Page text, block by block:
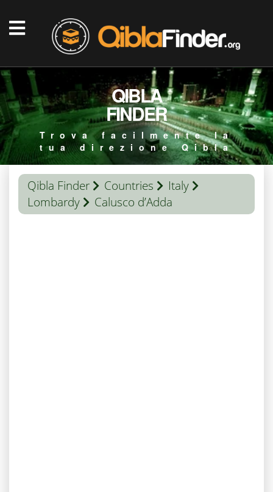
QIBLA
FINDER
Trova facilmente la
tua direzione Qibla
Qibla Finder Countries
Italy
Lombardy
Calusco d’Adda